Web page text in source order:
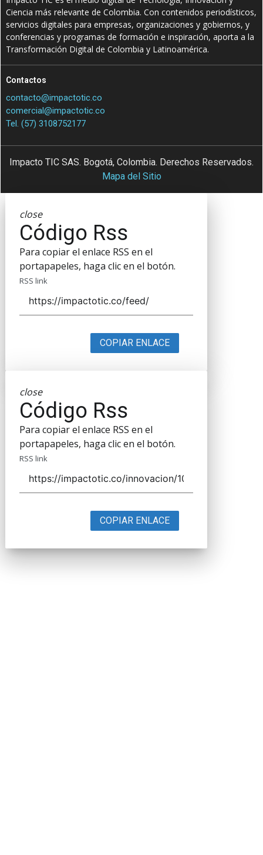
Ciencia más relevante de Colombia. Con contenidos periodísticos,
servicios digitales para empresas, organizaciones y gobiernos, y
conferencias y programas de formación e inspiración, aporta a la
Transformación Digital de Colombia y Latinoamérica.
Contactos
contacto@impactotic.co
comercial@impactotic.co
Tel. (57) 3108752177
Impacto TIC SAS. Bogotá, Colombia. Derechos Reservados.
Mapa del Sitio
close
Código Rss
Para copiar el enlace RSS en el
portapapeles, haga clic en el botón.
RSS link
COPIAR ENLACE
close
Código Rss
Para copiar el enlace RSS en el
portapapeles, haga clic en el botón.
RSS link
COPIAR ENLACE